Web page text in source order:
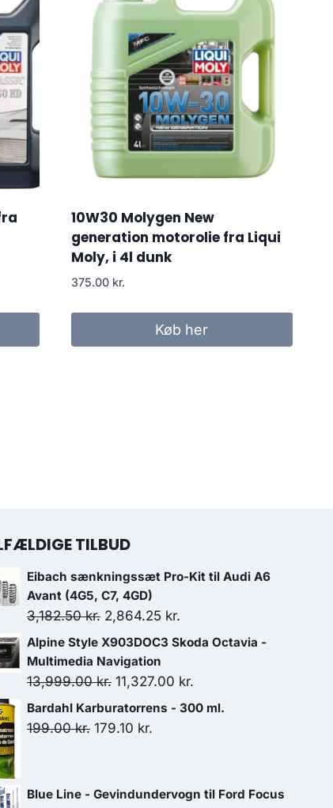
10W30 Molygen New
generation motorolie fra Liqui
Moly, i 4l dunk
375.00 kr.
Køb her
TILBUD
Eibach sænkningssæt Pro-Kit til Audi A6
Avant (4G5, C7, 4GD)
3,182.50kr. Den
oprindelige
pris
var:
3,182.50 kr..
2,864.25 kr.
aktuelle
er:
2,864.25 kr..
Alpine Style X903DOC3 Skoda Octavia -
Multimedia Navigation
13,999.00kr. Den
oprindelige
pris
11,327.00 kr.
aktuelle
Bardahl Karburatorrens - 300 ml.
199.00kr. Den
var:
179.10 kr.
er:
Blue Line - Gevindundervogn til Ford Focus